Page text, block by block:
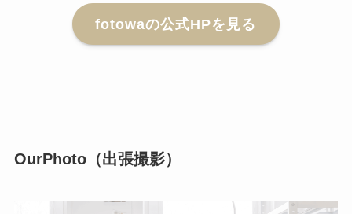
fotowaの公式HPを見る
OurPhoto（出張撮影）